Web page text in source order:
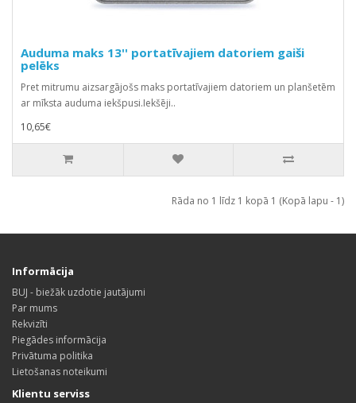
Auduma maks 13'' portatīvajiem datoriem gaiši
pelēks
Pret mitrumu aizsargājošs maks portatīvajiem datoriem un planšetēm
ar mīksta auduma iekšpusi.Iekšēji..
10,65€
Rāda no 1 līdz 1 kopā 1 (Kopā lapu - 1)
Informācija
BUJ - biežāk uzdotie jautājumi
Par mums
Rekvizīti
Piegādes informācija
Privātuma politika
Lietošanas noteikumi
Klientu serviss